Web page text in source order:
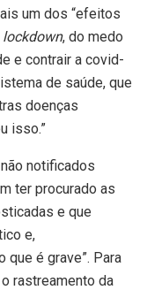
um dos “efeitos
lockdown, do medo
e contrair a covid-
de saúde, que
doenças
isso.”
notificados
ter procurado as
e que
e,
que é grave”. Para
rastreamento da